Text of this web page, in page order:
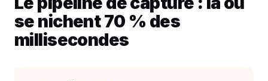
se nichent 70 % des
millisecondes